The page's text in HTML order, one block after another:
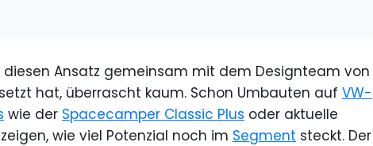
diesen Ansatz gemeinsam mit dem Designteam von
hat, überrascht kaum. Schon Umbauten auf VW-
wie der Spacecamper Classic Plus oder aktuelle
zeigen, wie viel Potenzial noch im Segment steckt. Der